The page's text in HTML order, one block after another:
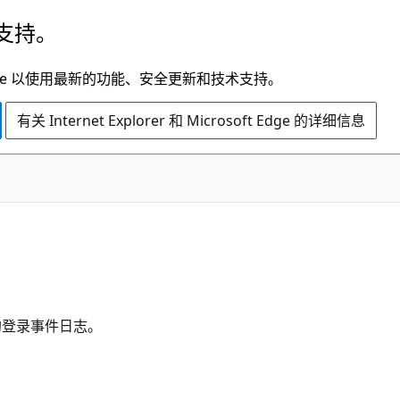
。
使用最新的功能、安全更新和技术支持。
有关 Internet Explorer 和 Microsoft Edge 的详细信息
录事件日志。